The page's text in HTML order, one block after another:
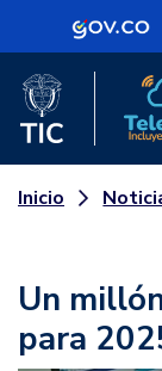
Logo del
Inicio
Un
para